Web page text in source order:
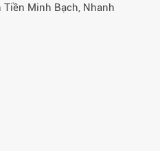
Tiền Minh Bạch, Nhanh